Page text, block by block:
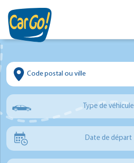
Type de véhicule
Date de départ